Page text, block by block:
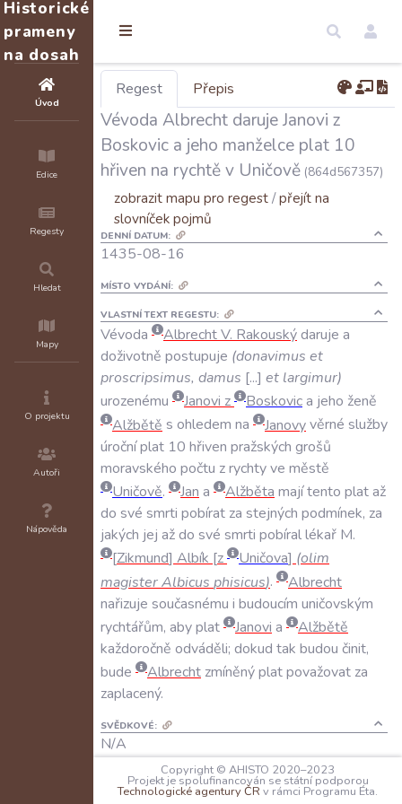
Historické
prameny
na dosah
Úvod
Edice
Regesty
Hledat
Mapy
O projektu
Autoři
Nápověda
Regest Přepis
Vévoda Albrecht daruje Janovi z
Boskovic a jeho manželce plat 10
hřiven na rychtě v Uničově (864d567357)
zobrazit mapu pro regest/přejít na
slovníček pojmů
DENNÍ DATUM:
1435-08-16
MÍSTO VYDÁNÍ:
VLASTNÍ TEXT REGESTU:
Vévoda AlbrechtV. Rakouskýdaruje a
doživotně postupuje (donavimus et
proscripsimus, damus ... et largimur)
urozenému
Janovi z Boskovica jeho ženě
Alžbětě s ohledem na Janovyvěrné služby
úročníplat 10 hřiven pražských grošů
moravského počtu zrychtyve městě
Uničově. Jan a Alžběta majítento plataž
do své smrti pobírat za stejných podmínek, za
jakých jej aždo své smrti pobírallékař M.
Zikmund Albík z Uničova (olim
magisterAlbicus phisicus).
Albrecht
nařizuje současnému i budoucím uničovským
rychtářům, abyplat Janovi a
Alžbětě
každoročně odváděli; dokud tak budou činit,
bude
Albrecht zmíněnýplatpovažovat za
zaplacený.
SVĚDKOVÉ:
N/A
PEČETI:
vévoda Albrecht V. Rakouský:[dle
Copyright © AHISTO 2020–2023
Projekt je spolufinancován se státní podporou
Technologické agentury ČR v rámci Programu Éta.